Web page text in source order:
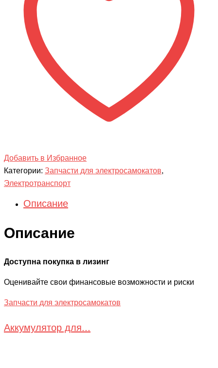
Добавить в Избранное
Категории: Запчасти для электросамокатов,
Электротранспорт
Описание
Описание
Доступна покупка в лизинг
Оценивайте свои финансовые возможности и риски
Запчасти для электросамокатов
Аккумулятор для...